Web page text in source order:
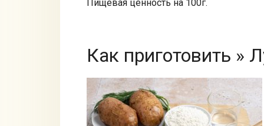
Пищевая ценность на 100г.
Как приготовить »